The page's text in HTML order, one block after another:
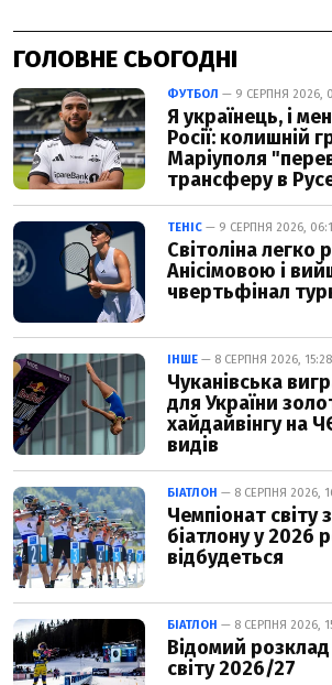
ГОЛОВНЕ СЬОГОДНІ
ФУТБОЛ — 9 СЕРПНЯ 2026,
Я українець, і
Росії: колишній
Маріуполя
трансферу в
ТЕНІС — 9 СЕРПНЯ 2026,
Світоліна легко
Анісімовою і
чвертьфінал
ІНШЕ — 8 СЕРПНЯ 2026, 15:28
Чуканівська
для України
хайдайвінгу на
видів
БІАТЛОН — 8 СЕРПНЯ 2026,
Чемпіонат світу
біатлону у 2026
відбудеться
БІАТЛОН — 8 СЕРПНЯ 2026,
Відомий розклад
світу 2026/27